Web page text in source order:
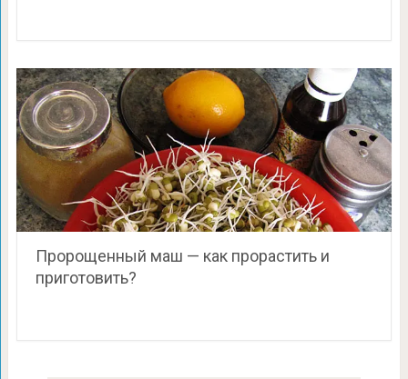
Пророщенный маш — как прорастить и
приготовить?